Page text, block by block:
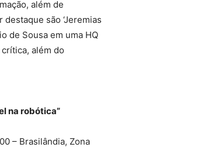
além de
são ‘Jeremias
de Sousa em uma HQ
além do
na robótica”
– Brasilândia, Zona